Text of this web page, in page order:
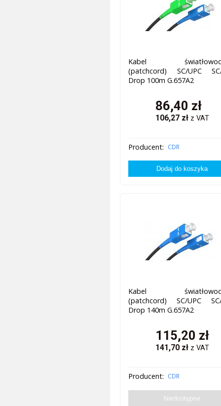
Kabel
(patchcord) SC/UPC SC/
Drop 100m G.657A2
86,40 zł
106,27zł z VAT
Producent: CDR
Kabel
(patchcord) SC/UPC SC/
Drop 140m G.657A2
115,20 zł
141,70zł z VAT
Producent: CDR
Niedostępne